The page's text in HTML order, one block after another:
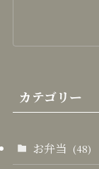
カテゴリー
お弁当 (48)